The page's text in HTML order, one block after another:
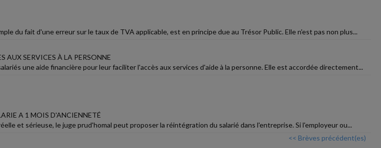
du fait d'une erreur sur le taux de TVA applicable, est en principe due au Trésor Public. Elle n'est pas non plus...
AUX SERVICES À LA PERSONNE
une aide financière pour leur faciliter l'accès aux services d'aide à la personne. Elle est accordée directement...
A 1 MOIS D'ANCIENNETÉ
et sérieuse, le juge prud'homal peut proposer la réintégration du salarié dans l'entreprise. Si l'employeur ou...
<< Brèves précédent(es)